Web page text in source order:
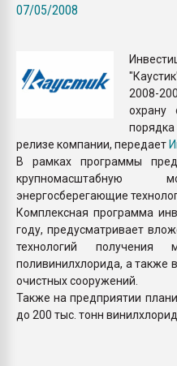
07/05/2008
2008-
охрану
порядка
релизе компании, передает
В рамках программы
крупномасштабную
энергосберегающие
Комплексная программа
году, предусматривает
технологий получения
поливинилхлорида, а также
очистных сооружений.
Также на предприятии
до 200 тыс. тонн